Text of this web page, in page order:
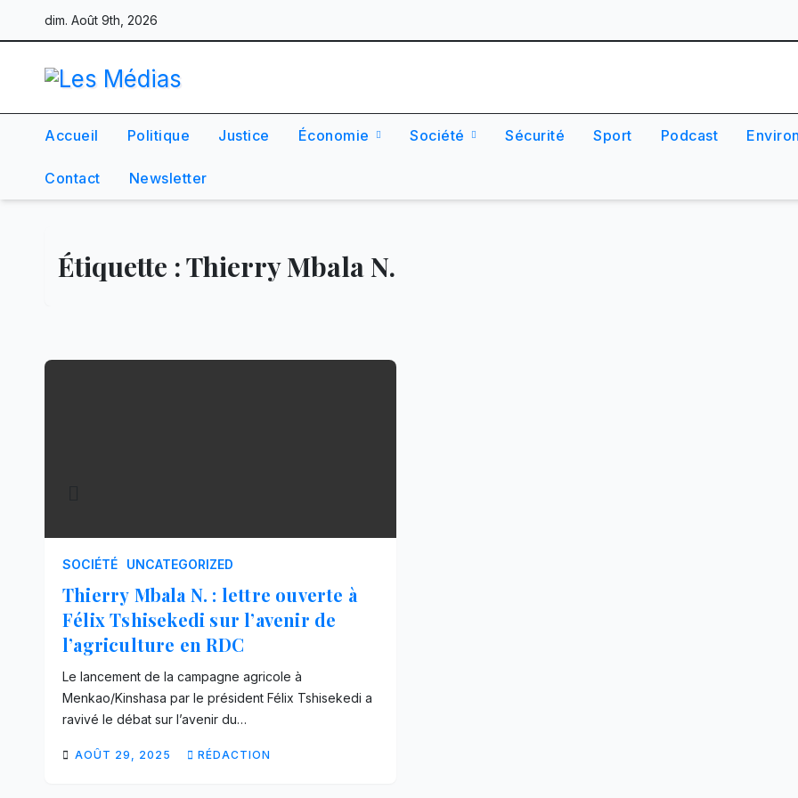
to
content
dim. Août 9th, 2026
Accueil Politique Justice Économie Société Sécurité Sport Podcast
Contact Newsletter
Étiquette :Thierry Mbala N.
SOCIÉTÉ UNCATEGORIZED
Thierry Mbala N. : lettre ouverte à
Félix Tshisekedi sur l’avenir de
l’agriculture en RDC
Le lancement de la campagne agricole à
Menkao/Kinshasa par le président Félix Tshisekedi a
ravivé le débat sur l’avenir du…
AOÛT 29, 2025 RÉDACTION